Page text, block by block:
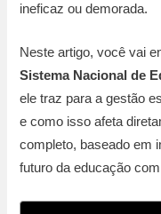
ineficaz ou demorada.
Neste artigo, você vai
Sistema Nacional de
ele traz para a gestão
e como isso afeta
completo, baseado em
futuro da educação